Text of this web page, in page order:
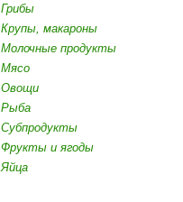
Грибы
Крупы, макароны
Молочные продукты
Мясо
Овощи
Рыба
Субпродукты
Фрукты и ягоды
Яйца